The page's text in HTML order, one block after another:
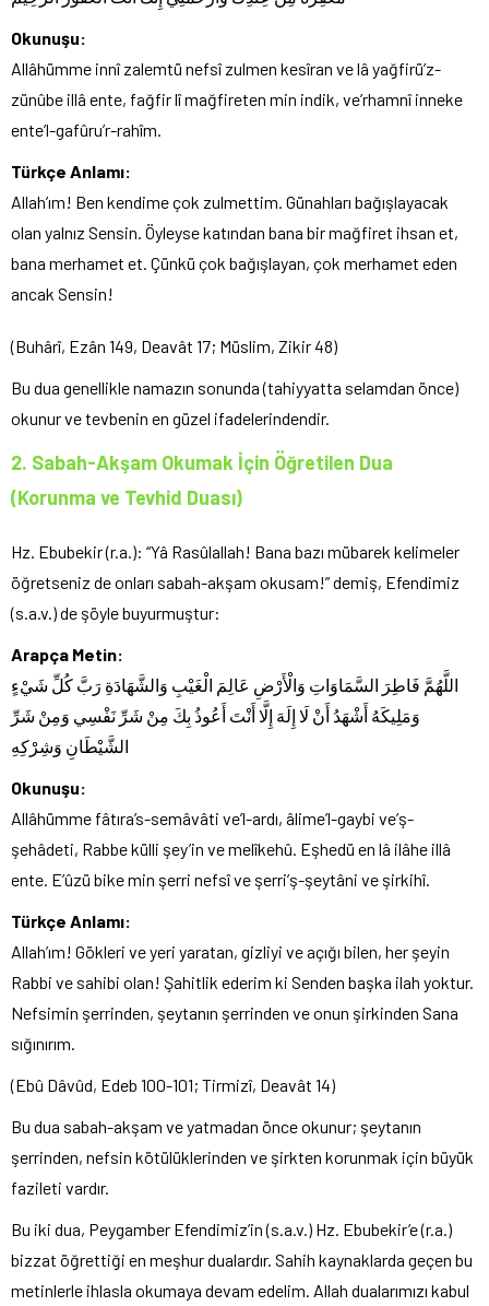
Okunuşu:
Allâhümme innî zalemtü nefsî zulmen kesîran ve lâ yağfirü’z-
zünûbe illâ ente, fağfir lî mağfireten min indik, ve’rhamnî inneke
ente’l-gafûru’r-rahîm.
Türkçe Anlamı:
Allah’ım! Ben kendime çok zulmettim. Günahları bağışlayacak
olan yalnız Sensin. Öyleyse katından bana bir mağfiret ihsan et,
bana merhamet et. Çünkü çok bağışlayan, çok merhamet eden
ancak Sensin!
(Buhârî, Ezân 149, Deavât 17; Müslim, Zikir 48)
Bu dua genellikle namazın sonunda (tahiyyatta selamdan önce)
okunur ve tevbenin en güzel ifadelerindendir.
2. Sabah-Akşam Okumak İçin Öğretilen Dua
(Korunma ve Tevhid Duası)
Hz. Ebubekir (r.a.): “Yâ Rasûlallah! Bana bazı mübarek kelimeler
öğretseniz de onları sabah-akşam okusam!” demiş, Efendimiz
(s.a.v.) de şöyle buyurmuştur:
Arapça Metin:
اللَّهُمَّ فَاطِرَ السَّمَاوَاتِ وَالْأَرْضِ عَالِمَ الْغَيْبِ وَالشَّهَادَةِ رَبَّ كُلِّ شَيْءٍ
وَمَلِيكَهُ أَشْهَدُ أَنْ لَا إِلَهَ إِلَّا أَنْتَ أَعُوذُ بِكَ مِنْ شَرِّ نَفْسِي وَمِنْ شَرِّ
الشَّيْطَانِ وَشِرْكِهِ
Okunuşu:
Allâhümme fâtıra’s-semâvâti ve’l-ardı, âlime’l-gaybi ve’ş-
şehâdeti, Rabbe külli şey’in ve melîkehû. Eşhedü en lâ ilâhe illâ
ente. E’ûzü bike min şerri nefsî ve şerri’ş-şeytâni ve şirkihî.
Türkçe Anlamı:
Allah’ım! Gökleri ve yeri yaratan, gizliyi ve açığı bilen, her şeyin
Rabbi ve sahibi olan! Şahitlik ederim ki Senden başka ilah yoktur.
Nefsimin şerrinden, şeytanın şerrinden ve onun şirkinden Sana
sığınırım.
(Ebû Dâvûd, Edeb 100-101; Tirmizî, Deavât 14)
Bu dua sabah-akşam ve yatmadan önce okunur; şeytanın
şerrinden, nefsin kötülüklerinden ve şirkten korunmak için büyük
fazileti vardır.
Bu iki dua, Peygamber Efendimiz’in (s.a.v.) Hz. Ebubekir’e (r.a.)
bizzat öğrettiği en meşhur dualardır. Sahih kaynaklarda geçen bu
metinlerle ihlasla okumaya devam edelim. Allah dualarımızı kabul